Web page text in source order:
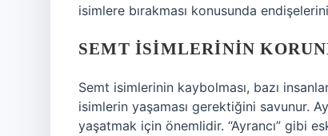
isimlere bırakması konusunda
SEMT İSIMLERININ
Semt isimlerinin kaybolması, bazı
isimlerin yaşaması gerektiğini savunur.
yaşatmak için önemlidir. “Ayrancı” gibi